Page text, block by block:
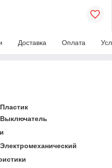
Доставка Оплата
Пластик
Выключатель
Электромеханический